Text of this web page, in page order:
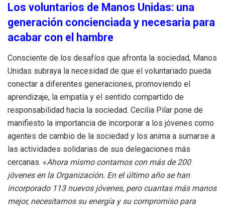
Los voluntarios de Manos Unidas: una
generación concienciada y necesaria para
acabar con el hambre
Consciente de los desafíos que afronta la sociedad, Manos
Unidas subraya la necesidad de que el voluntariado pueda
conectar a diferentes generaciones, promoviendo el
aprendizaje, la empatía y el sentido compartido de
responsabilidad hacia la sociedad. Cecilia Pilar pone de
manifiesto la importancia de incorporar a los jóvenes como
agentes de cambio de la sociedad y los anima a sumarse a
las actividades solidarias de sus delegaciones más
cercanas. «Ahora mismo contamos con más de 200
jóvenes en la Organización. En el último año se han
incorporado 113 nuevos jóvenes, pero cuantas más manos
mejor, necesitamos su energía y su compromiso para